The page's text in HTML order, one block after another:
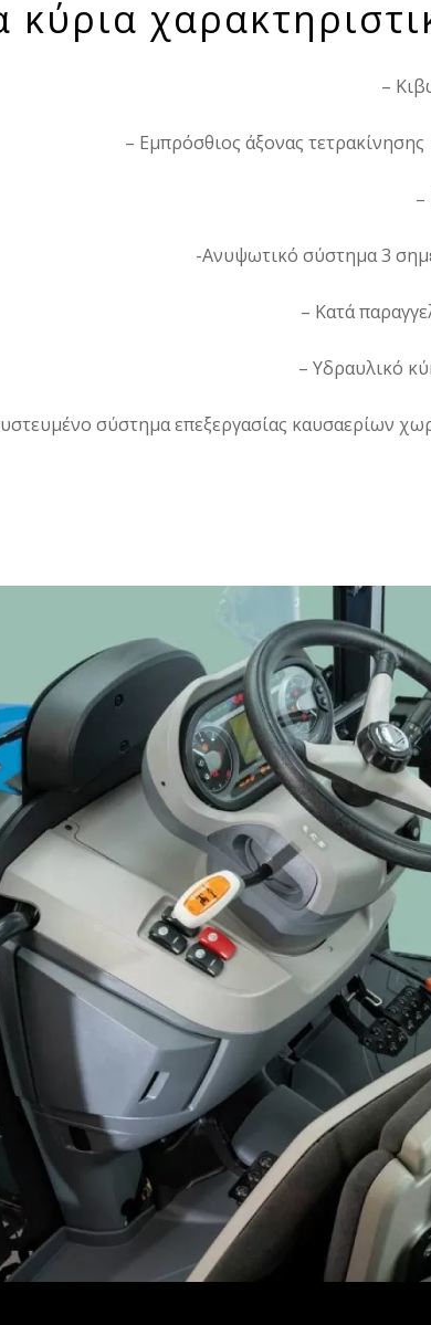
κύρια
–
– Εμπρόσθιος άξονας
–
-Ανυψωτικό σύστημα 3
– Κατά
– Υδραυλικό
σύστημα επεξεργασίας καυσαερίων